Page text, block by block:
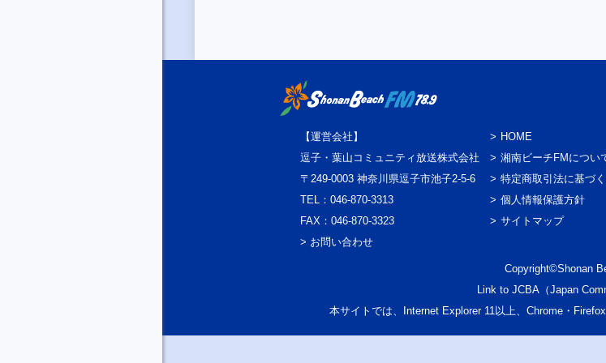
【運営会社】
逗子・葉山コミュニティ放送株式会社
〒249-0003 神奈川県逗子市池子2-5-6
TEL：046-870-3313
FAX：046-870-3323
> お問い合わせ
HOME
湘南ビーチFMについ
特定商取引法に基づ
個人情報保護方針
サイトマップ
Copyright©Shonan
Link to JCBA（Japan
本サイトでは、Internet Explorer 11以上、Chrome・